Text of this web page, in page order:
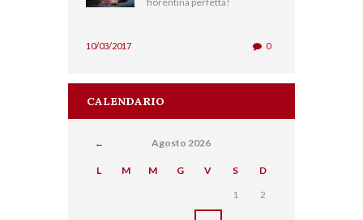
10/03/2017 0
CALENDARIO
Agosto 2026
L M M G V S
D
1
2